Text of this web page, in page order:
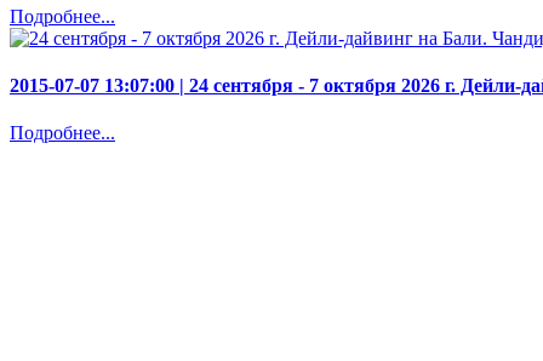
Подробнее...
2015-07-07 13:07:00 | 24 сентября - 7 октября 2026 г. Дейли-
Подробнее...